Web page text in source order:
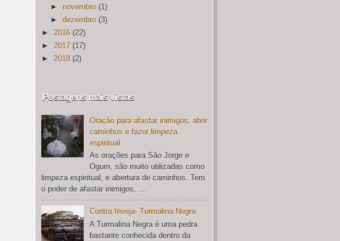
►novembro (1)
►dezembro (3)
► 2016 (22)
► 2017 (17)
► 2018 (2)
Postagens mais vistas
Oração para afastar inimigos, abrir
caminhos e fazer limpeza
espiritual
As orações para São Jorge e
Ogum, são muito utilizadas como
limpeza espiritual, e abertura de caminhos. Tem
o poder de afastar inimigos, ...
Contra Inveja- Turmalina Negra
A Turmalina Negra é uma pedra
bastante conhecida dentro da